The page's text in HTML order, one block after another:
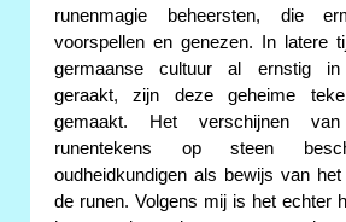
runenmagie beheersten, die
voorspellen en genezen. In latere
germaanse cultuur al ernstig
geraakt, zijn deze geheime
gemaakt. Het verschijnen
runentekens op steen
oudheidkundigen als bewijs van
de runen. Volgens mij is het echter